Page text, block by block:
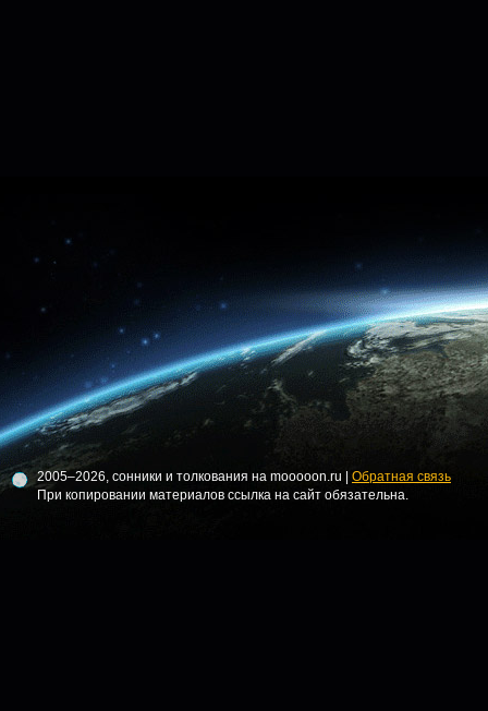
2005–2026, сонники и толкования на mooooon.ru | Обратная связь
При копировании материалов ссылка на сайт обязательна.